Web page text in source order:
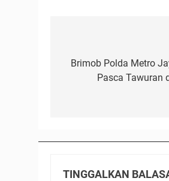
pos
Brimob Polda Metro
Pasca Tawuran
TINGGALKAN